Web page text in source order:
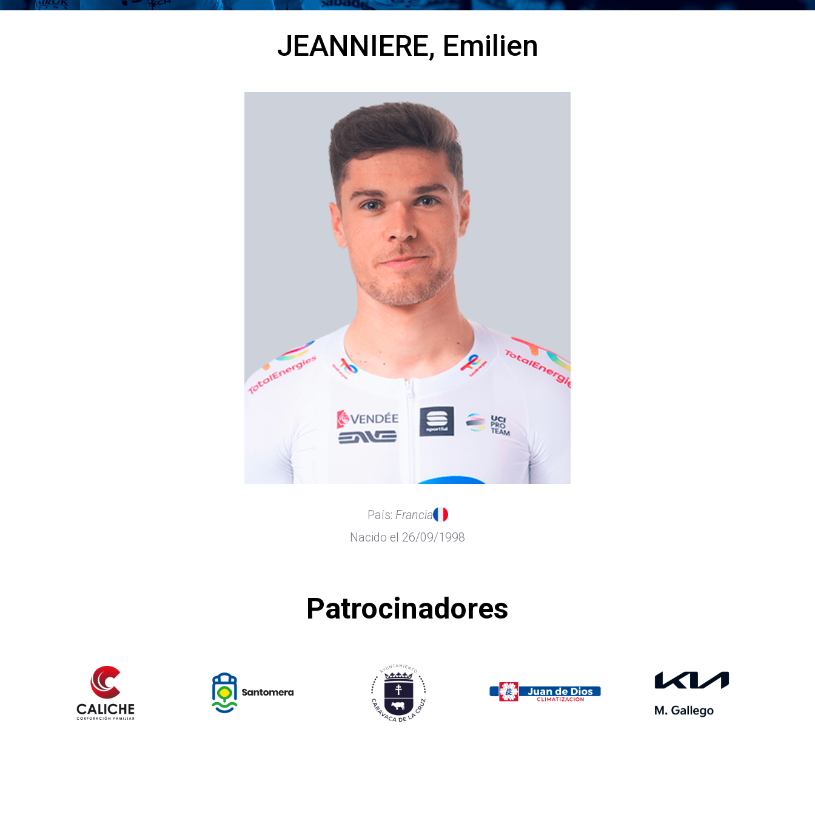
JEANNIERE, Emilien
País: Francia
Nacido el 26/09/1998
Patrocinadores